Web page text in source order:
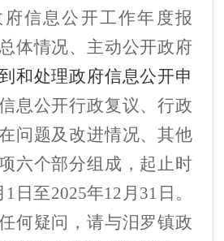
信息公开工作年度报
体情况、主动公开政府
和处理政府信息公开申
息公开行政复议、行政
问题及改进情况、其他
六个部分组成，起止时
1 日至2025年12 月 31 日。
何疑问，请与汨罗镇政